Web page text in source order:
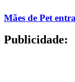
Mães de Pet
Publicidade: